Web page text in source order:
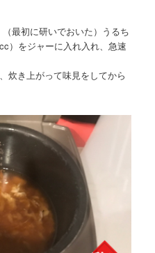
最初に研いでおいた）うるち
）をジャーに入れ入れ、急速
炊き上がって味見をしてから